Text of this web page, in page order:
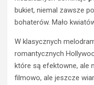
bukiet, niemal zawsze
bohaterów. Mało
W klasycznych
romantycznych
które są efektowne, ale
filmowo, ale jeszcze